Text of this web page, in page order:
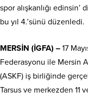
spor alışkanlığı edinsin’
bu yıl 4.’sünü düzenledi.
MERSİN (İGFA) – 17
Federasyonu ile Mersin
(ASKF) iş birliğinde
Tarsus ve merkezden 11